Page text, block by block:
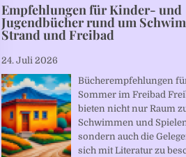
Empfehlungen für Kinder- und
Jugendbücher rund um
Strand und Freibad
24. Juli 2026
Bücherempfehlungen
Sommer im Freibad
bieten nicht nur Raum
Schwimmen und
sondern auch die
sich mit Literatur zu